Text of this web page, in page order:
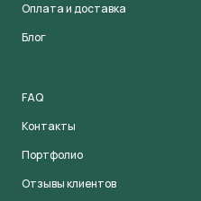
Оплата и доставка
Блог
FAQ
Контакты
Портфолио
Отзывы клиентов